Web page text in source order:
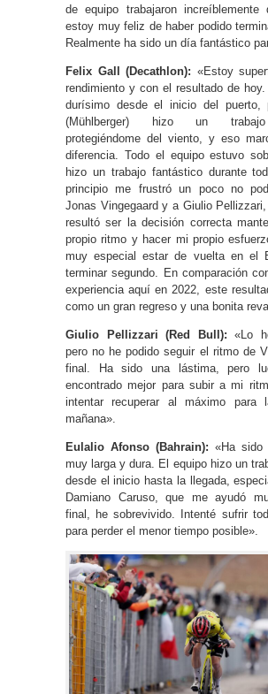
de equipo trabajaron
estoy muy feliz de haber podido
Realmente ha sido un día fantástico
Felix Gall (Decathlon): «Estoy
rendimiento y con el resultado de
durísimo desde el inicio del puerto,
(Mühlberger) hizo un
protegiéndome del viento, y eso
diferencia. Todo el equipo estuvo
hizo un trabajo fantástico durante
principio me frustró un poco no
Jonas Vingegaard y a Giulio
resultó ser la decisión correcta
propio ritmo y hacer mi propio
muy especial estar de vuelta en el
terminar segundo. En comparación
experiencia aquí en 2022, este
como un gran regreso y una bonita
Giulio Pellizzari (Red Bull): «Lo
pero no he podido seguir el ritmo de
final. Ha sido una lástima, pero
encontrado mejor para subir a mi
intentar recuperar al máximo para
mañana».
Eulalio Afonso (Bahrain): «Ha sido
muy larga y dura. El equipo hizo un
desde el inicio hasta la llegada,
Damiano Caruso, que me ayudó
final, he sobrevivido. Intenté sufrir
para perder el menor tiempo posible».